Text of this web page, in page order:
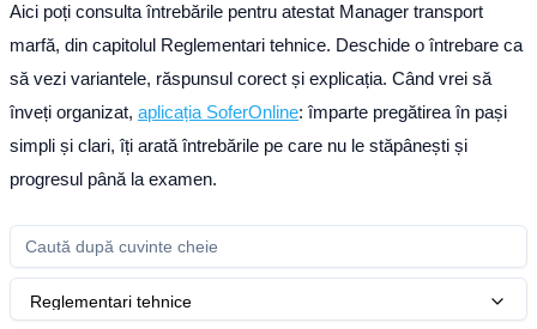
Aici poți consulta întrebările pentru atestat Manager transport
marfă, din capitolul Reglementari tehnice. Deschide o întrebare ca
să vezi variantele, răspunsul corect și explicația. Când vrei să
înveți organizat, aplicația SoferOnline: împarte pregătirea în pași
simpli și clari, îți arată întrebările pe care nu le stăpânești și
progresul până la examen.
Reglementari tehnice